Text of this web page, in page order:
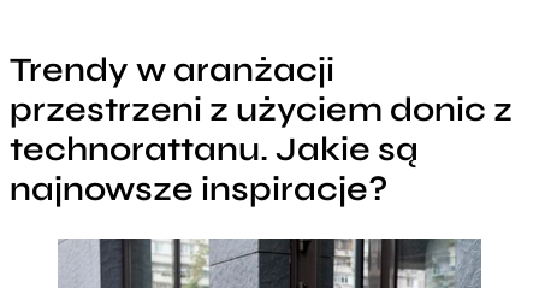
Trendy w aranżacji
przestrzeni z użyciem donic z
technorattanu. Jakie są
najnowsze inspiracje?